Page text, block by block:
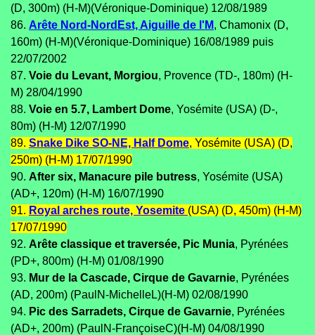
(D, 300m) (H-M)(Véronique-Dominique) 12/08/1989
86. Arête Nord-NordEst, Aiguille de l'M, Chamonix (D,
160m) (H-M)(Véronique-Dominique) 16/08/1989 puis
22/07/2002
87. Voie du Levant, Morgiou, Provence (TD-, 180m) (H-
M) 28/04/1990
88. Voie en 5.7, Lambert Dome, Yosémite (USA) (D-,
80m) (H-M) 12/07/1990
89. Snake Dike SO-NE, Half Dome, Yosémite (USA) (D,
250m) (H-M) 17/07/1990
90. After six, Manacure pile butress, Yosémite (USA)
(AD+, 120m) (H-M) 16/07/1990
91. Royal arches route, Yosemite (USA) (D, 450m) (H-M)
17/07/1990
92. Arête classique et traversée, Pic Munia, Pyrénées
(PD+, 800m) (H-M) 01/08/1990
93. Mur de la Cascade, Cirque de Gavarnie, Pyrénées
(AD, 200m) (PaulN-MichelleL)(H-M) 02/08/1990
94. Pic des Sarradets, Cirque de Gavarnie, Pyrénées
(AD+, 200m) (PaulN-FrançoiseC)(H-M) 04/08/1990